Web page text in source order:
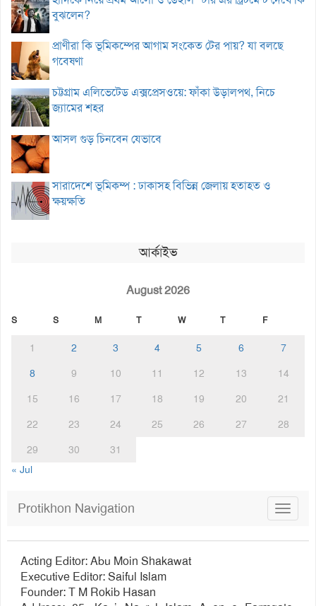
বুঝলেন?
প্রাণীরা কি ভূমিকম্পের আগাম সংকেত টের পায়? যা বলছে
গবেষণা
চট্টগ্রাম এলিভেটেড এক্সপ্রেসওয়ে: ফাঁকা উড়ালপথ, নিচে
জ্যামের শহর
আসল গুড় চিনবেন যেভাবে
সারাদেশে ভূমিকম্প : ঢাকাসহ বিভিন্ন জেলায় হতাহত ও
ক্ষয়ক্ষতি
আর্কাইভ
August 2026
S S M T W T F
1 2 3 4 5 6
7
8
9 10 11 12 13
14
15
16 17 18 19 20
21
22
23 24 25 26 27
28
29
30
31
« Jul
Toggle
Protikhon Navigation
Acting Editor: Abu Moin Shakawat
Executive Editor: Saiful Islam
Founder: T M Rokib Hasan